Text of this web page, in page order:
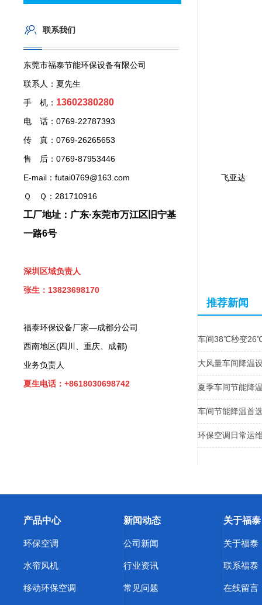
飞亚达
推荐新闻
车间38℃秒变
大风量车间降温
夏季车间节能降
车间节能降温首
环保空调日常运
联系我们
东莞市福泰节能环保设备有限公司
联系人：夏先生
手 机： 13602380280
电 话：0769-22787393
传 真：0769-26265653
售 后：0769-87953446
E-mail：futai0769@163.com
Ｑ Ｑ：281710916
工厂地址：广东·东莞市万江区旧宁基
一路6号
深圳区域负责人
张生：13823698170
福泰环保设备厂家—成都分公司
西南地区(四川、重庆、成都)
业务负责人
夏生电话：+8618030698742
产品中心
环保空调
水帘风机
移动环保空调
新闻动态
公司新闻
行业资讯
常见问题
关于福泰
关于福泰
联系福泰
在线留言